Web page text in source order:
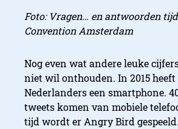
Foto: Vragen… en antwoorden
Convention Amsterdam
Nog even wat andere leuke
niet wil onthouden. In 2015 heeft
Nederlanders een smartphone.
tweets komen van mobiele
tijd wordt er Angry Bird